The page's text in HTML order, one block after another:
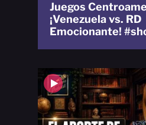
Juegos
¡Venezuela vs. RD
Emocionante!